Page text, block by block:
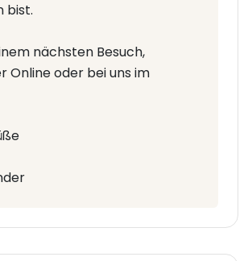
bist.
nächsten Besuch,
Online oder bei uns im